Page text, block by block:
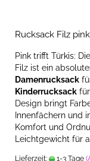
Rucksack Filz
Pink trifft Türkis:
Filz ist ein
Damenrucksack
Kinderrucksack
Design bringt
Innenfächern und
Komfort und
Leichtgewicht für
Lieferzeit: 1-3 Tage